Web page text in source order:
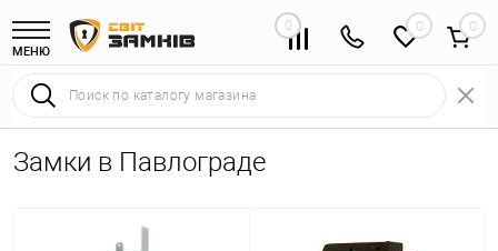
МЕНЮ
0 0
Замки в Павлограде